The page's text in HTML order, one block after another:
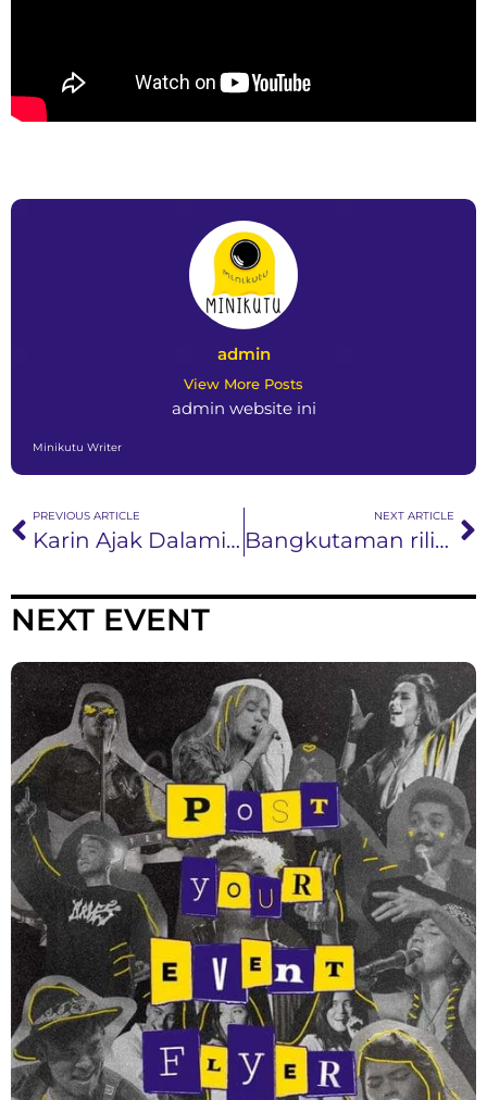
admin
View More Posts
admin website ini
Minikutu Writer
PREVIOUS ARTICLE
Karin Ajak Dalami Arti Menjadi Manusia Lewat Single Perdana, ‘Manusia’
NEXT ARTICLE
Bangkutaman rilis album fisik bertajuk Dinamika
NEXT EVENT